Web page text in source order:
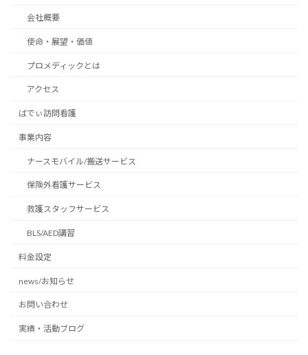
会社概要
使命・展望・価値
プロメディックとは
アクセス
ばでぃ訪問看護
事業内容
ナースモバイル/搬送サービス
保険外看護サービス
救護スタッフサービス
BLS/AED講習
料金設定
news/お知らせ
お問い合わせ
実績・活動ブログ